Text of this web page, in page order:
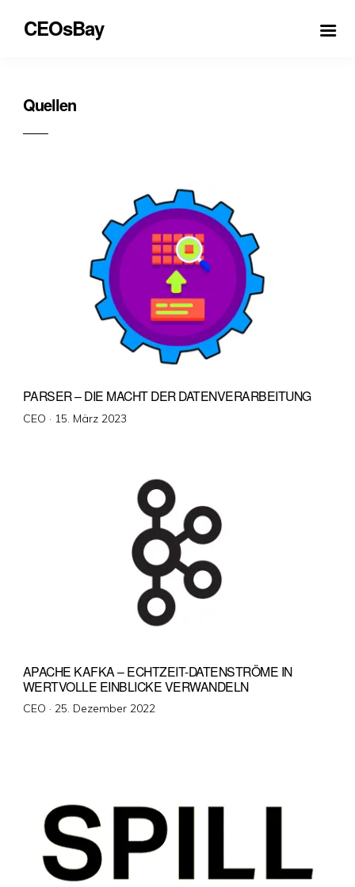
CEOsBay
Quellen
PARSER – DIE MACHT DER DATENVERARBEITUNG
CEO · Veröffentlicht
15. März 2023
APACHE KAFKA – ECHTZEIT-DATENSTRÖME IN
WERTVOLLE EINBLICKE VERWANDELN
CEO · Veröffentlicht
25. Dezember 2022